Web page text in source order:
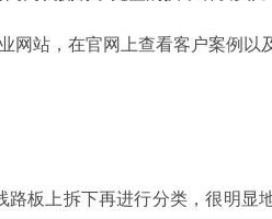
站，在官网上查看客户案例以
上拆下再进行分类，很明显